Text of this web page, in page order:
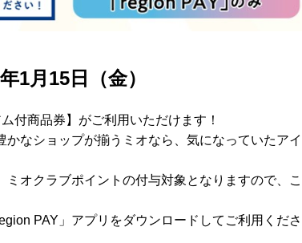
1月15日（金）
付商品券】がご利用いただけます！
なショップが揃うミオなら、気になっていたア
オクラブポイントの付与対象となりますので、
PAY」アプリをダウンロードしてご利用くださ